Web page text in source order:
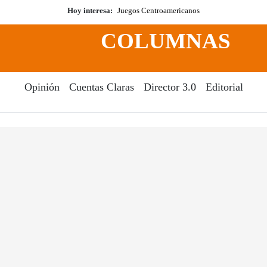
Hoy interesa: Juegos Centroamericanos
COLUMNAS
Opinión Cuentas Claras Director 3.0 Editorial